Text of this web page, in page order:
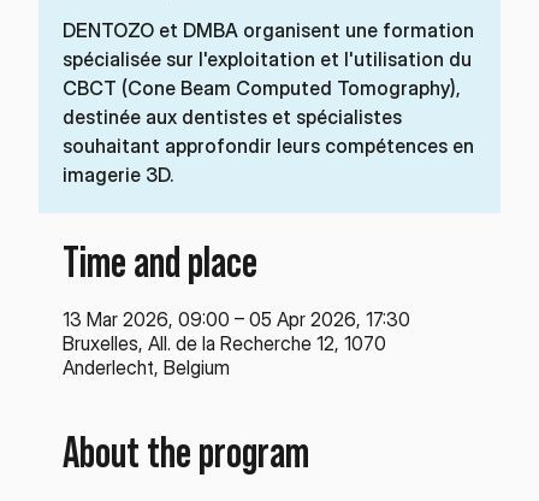
DENTOZO et DMBA organisent une formation
spécialisée sur l'exploitation et l'utilisation du
CBCT (Cone Beam Computed Tomography),
destinée aux dentistes et spécialistes
souhaitant approfondir leurs compétences en
imagerie 3D.
Time and place
13 Mar 2026, 09:00 – 05 Apr 2026, 17:30
Bruxelles, All. de la Recherche 12, 1070
Anderlecht, Belgium
About the program